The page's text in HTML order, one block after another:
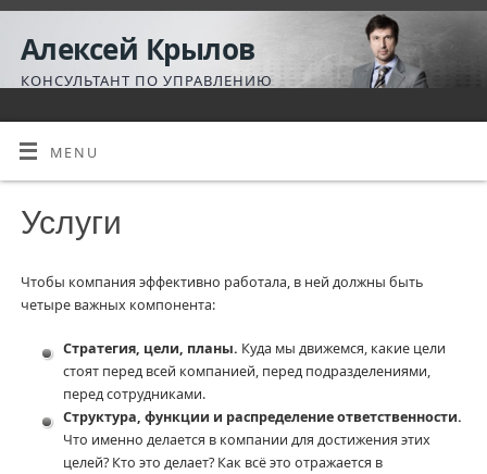
Алексей Крылов
КОНСУЛЬТАНТ ПО УПРАВЛЕНИЮ
MENU
Услуги
Чтобы компания эффективно работала, в ней должны быть
четыре важных компонента:
Стратегия, цели, планы. Куда мы движемся, какие цели
стоят перед всей компанией, перед подразделениями,
перед сотрудниками.
Структура, функции и распределение ответственности.
Что именно делается в компании для достижения этих
целей? Кто это делает? Как всё это отражается в